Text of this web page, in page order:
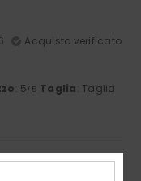
Acquisto verificato
: 5/5 Taglia: Taglia